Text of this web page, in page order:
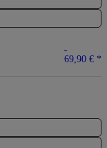
69,90 € *